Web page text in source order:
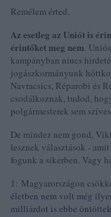
Remélem érted.
Az esetleg az Uniót is
érintőket meg nem.
kampányban nincs
jogászkormányunk
Navracsics, Réparobi és
csodálkoznak, tudod,
polgármesterek sem
De mindez nem gond,
lesznek választások -
fogunk a sikerben. Vagy
1: Magyarországon
életben nem volt még
milliárdot is ebbe